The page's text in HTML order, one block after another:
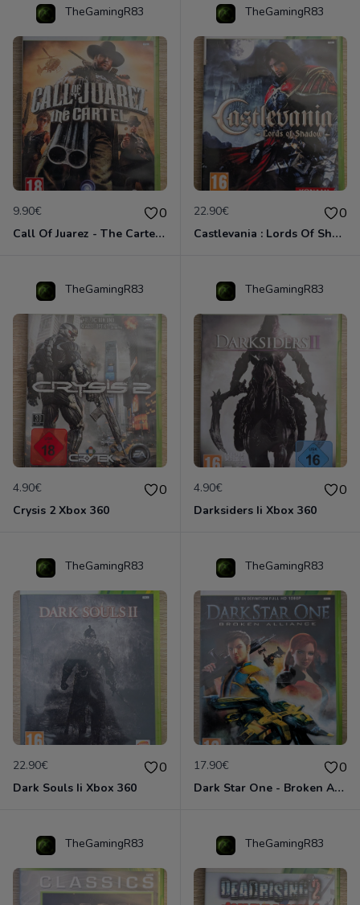
TheGamingR83
9.90€ 0
Call Of Juarez - The Cartel Xbox 360
TheGamingR83
22.90€ 0
Castlevania : Lords Of Shadow Xbox 360
TheGamingR83
4.90€ 0
Crysis 2 Xbox 360
TheGamingR83
4.90€ 0
Darksiders Ii Xbox 360
TheGamingR83
22.90€ 0
Dark Souls Ii Xbox 360
TheGamingR83
17.90€ 0
Dark Star One - Broken Alliance Xbox 360
TheGamingR83 TheGamingR83